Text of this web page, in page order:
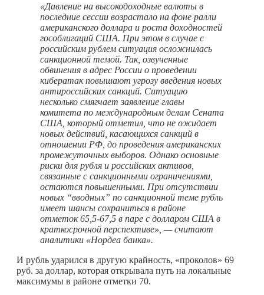
«Давление на высокодоходные валюты в
последние сессии возрастало на фоне ралли
американского доллара и роста доходностей
гособлигаций США. При этом в случае с
российским рублем ситуация осложнилась
санкционной темой. Так, озвученные
обвинения в адрес России о проведении
кибератак повышают угрозу введения новых
антироссийских санкций. Ситуацию
несколько смягчает заявление главы
комитета по международным делам Сената
США, который отметил, что не ожидает
новых действий, касающихся санкций в
отношении РФ, до проведения американских
промежуточных выборов. Однако основные
риски для рубля и российских активов,
связанные с санкционными ограничениями,
остаются повышенными. При отсутствии
новых “вводных” по санкционной теме рубль
имеет шансы сохраниться в районе
отметок 65,5-67,5 в паре с долларом США в
краткосрочной перспективе», — считают
аналитики «Нордеа банка».
И рубль ударился в другую крайность, «проколов» 69
руб. за доллар, которая открывала путь на локальные
максимумы в районе отметки 70.